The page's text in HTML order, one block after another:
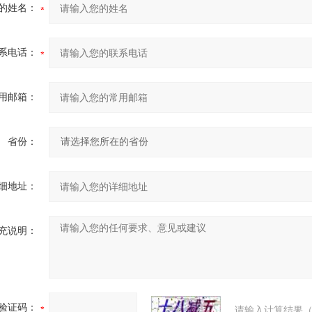
姓名：
电话：
邮箱：
省份：
地址：
说明：
证码：